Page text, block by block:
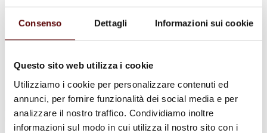
Consenso Dettagli Informazioni sui cookie
Questo sito web utilizza i cookie
Utilizziamo i cookie per personalizzare contenuti ed
annunci, per fornire funzionalità dei social media e per
analizzare il nostro traffico. Condividiamo inoltre
informazioni sul modo in cui utilizza il nostro sito con i
Urne Cinerarie
Allestimento Funebre
In caso di decesso
News
Info e Contatti
Cerca
per: